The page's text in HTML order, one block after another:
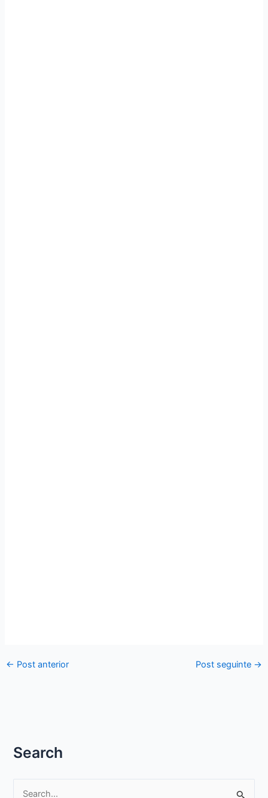
← Post anterior Post seguinte →
Search